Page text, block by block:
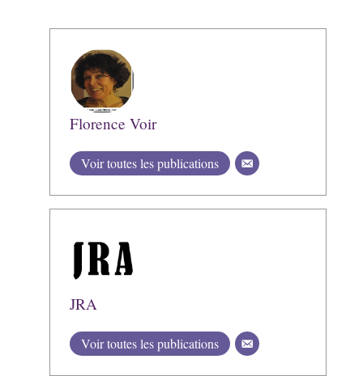
Florence Voir
Voir toutes les publications
JRA
Voir toutes les publications